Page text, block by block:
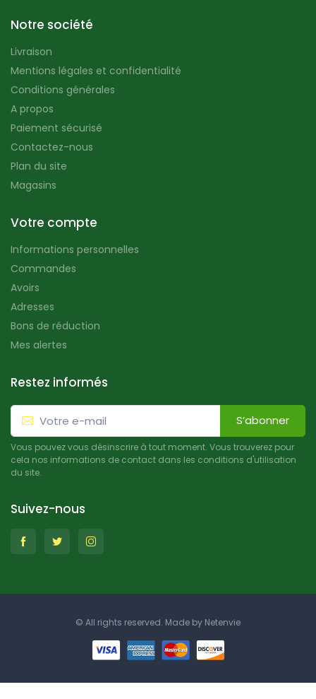
Notre société
Livraison
Mentions légales et confidentialité
Conditions générales
A propos
Paiement sécurisé
Contactez-nous
Plan du site
Magasins
Votre compte
Informations personnelles
Commandes
Avoirs
Adresses
Bons de réduction
Mes alertes
Restez informés
S’abonner
Vous pouvez vous désinscrire à tout moment. Vous trouverez pour
cela nos informations de contact dans les conditions d'utilisation
du site.
Suivez-nous
© All rights reserved. Made by Netenvie